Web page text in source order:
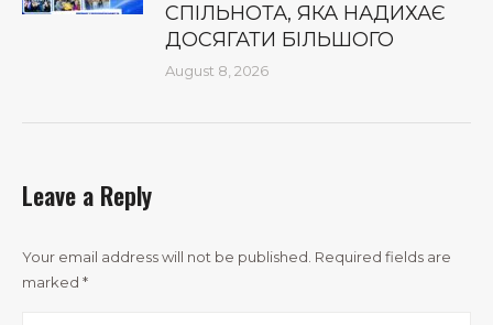
СПІЛЬНОТА, ЯКА НАДИХАЄ
ДОСЯГАТИ БІЛЬШОГО
August 8, 2026
Leave a Reply
Your email address will not be published. Required fields are
marked *